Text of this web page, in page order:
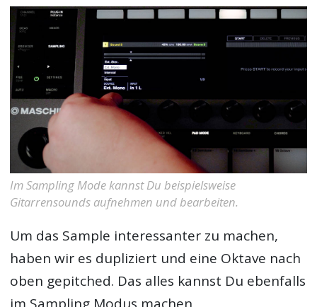
Im Sampling Mode kannst Du beispielsweise
Gitarrensounds aufnehmen und bearbeiten.
Um das Sample interessanter zu machen,
haben wir es dupliziert und eine Oktave nach
oben gepitched. Das alles kannst Du ebenfalls